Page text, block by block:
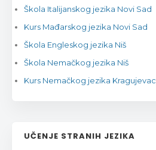
Škola Italijanskog jezika Novi Sad
Kurs Mađarskog jezika Novi Sad
Škola Engleskog jezika Niš
Škola Nemačkog jezika Niš
Kurs Nemačkog jezika Kragujevac
UČENJE STRANIH JEZIKA